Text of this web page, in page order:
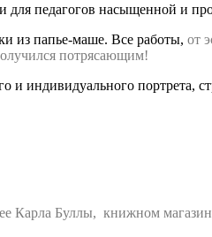
для педагогов насыщенной и
из папье-маше. Все работы, от
потрясающим!
индивидуального портрета,
Карла Буллы, книжном